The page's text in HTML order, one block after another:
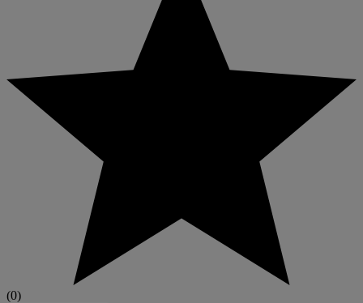
(0)